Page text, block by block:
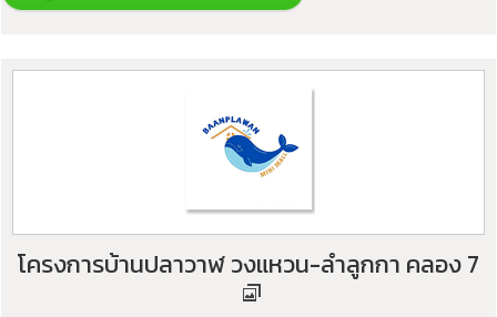
โครงการบ้านปลาวาฬ วงแหวน-ลำลูกกา คลอง 7